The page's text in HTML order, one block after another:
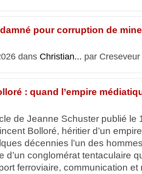
pour corruption de
dans Christian... par
: quand l’empire
de Jeanne Schuster publié le
Bolloré, héritier d’un
décennies l’un des
d’un conglomérat tentaculaire
ferroviaire, communication et